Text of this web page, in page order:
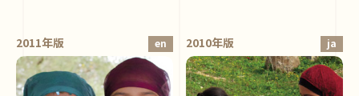
2011年版 en 2010年版 ja